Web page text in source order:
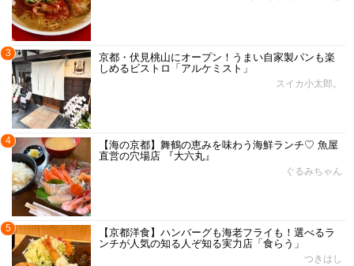
3
京都・伏見桃山にオープン！うまい自家製パンも楽
しめるビストロ「アルケミスト」
スイカ小太郎。
4
【海の京都】舞鶴の恵みを味わう海鮮ランチ♡ 魚屋
直営の穴場店 『大六丸』
ぐるみちゃん
5
【京都洋食】ハンバーグも海老フライも！選べるラ
ンチが人気の知る人ぞ知る実力店「食らう」
つきはし